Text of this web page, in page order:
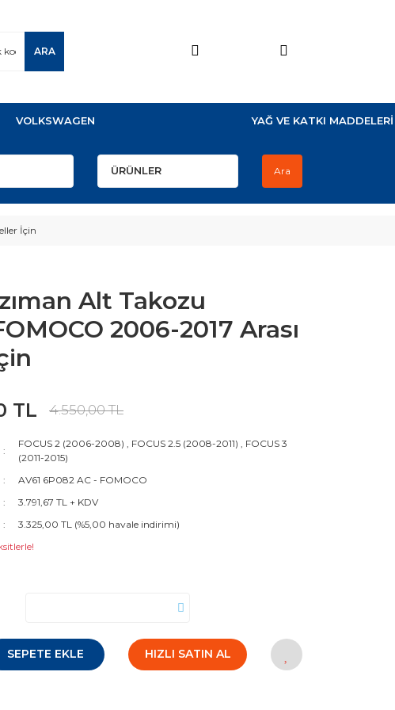
ARA
VOLKSWAGEN YAĞ VE KATKI MADDELERİ
Ara
İçin
Alt Takozu
2006-2017 Arası
TL 4.550,00 TL
FOCUS 2 (2006-2008) FOCUS 2.5 (2008-2011)
FOCUS 3
(2011-2015)
AV61 6P082 AC - FOMOCO
3.791,67 TL + KDV
3.325,00 TL (%5,00 havale indirimi)
SEPETE EKLE HIZLI SATIN AL